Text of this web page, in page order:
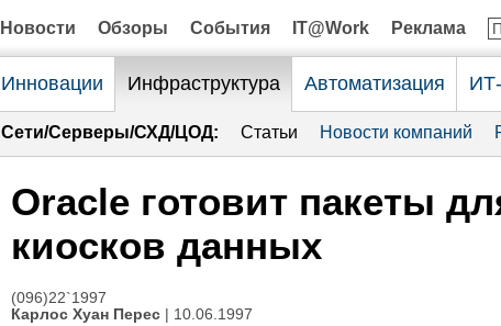
Новости Обзоры События IT@Work Реклама
Инновации Инфраструктура Автоматизация
Сети/Серверы/СХД/ЦОД: Статьи Новости компаний
Oracle готовит пакеты
киосков данных
(096)22`1997
Карлос Хуан Перес | 10.06.1997